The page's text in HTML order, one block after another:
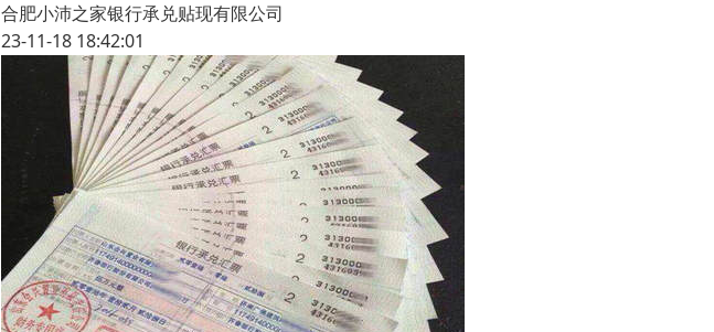
合肥小沛之家银行承兑贴现有限公司
23-11-18 18:42:01